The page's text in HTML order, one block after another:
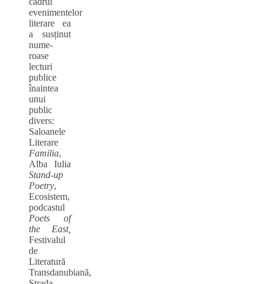
evenimentelor
literare ea
a susținut
nume-
roase
lecturi
publice
înaintea
unui
public
divers:
Saloanele
Literare
Familia,
Alba Iulia
Stand-up
Poetry,
Ecosistem,
podcastul
Poets of
the East,
Festivalul
de
Literatură
Transdanubiană,